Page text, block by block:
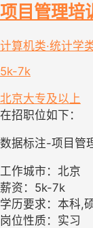
项目管理培
计算机类·统计学
5k-7k
北京大专及以上
在招职位如下：
数据标注-项目管
工作城市：北京
薪资：5k-7k
学历要求：本科,
岗位性质：实习